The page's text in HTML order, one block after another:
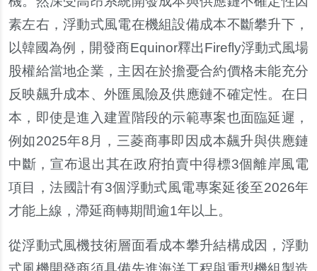
素左右，浮動式風電在機組設備成本不斷攀升下，
以韓國為例，開發商Equinor釋出Firefly浮動式風場
股權給當地企業，主因在於擔憂合約價格未能充分
反映飆升成本、外匯風險及供應鏈不確定性。在日
本，即使是進入建置階段的示範專案也面臨延遲，
例如2025年8月，三菱商事即因成本飆升與供應鏈
中斷，宣布退出其在政府拍賣中得標3個離岸風電
項目，法國計有3個浮動式風電專案延後至2026年
才能上線，滯延商轉期間逾1年以上。
從浮動式風機技術層面看成本攀升結構成因，浮動